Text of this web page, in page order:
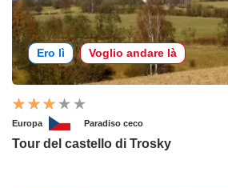
Ero lì Voglio andare là
Europa Paradiso ceco
Tour del castello di Trosky